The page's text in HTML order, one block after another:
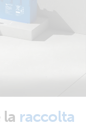
raccolta